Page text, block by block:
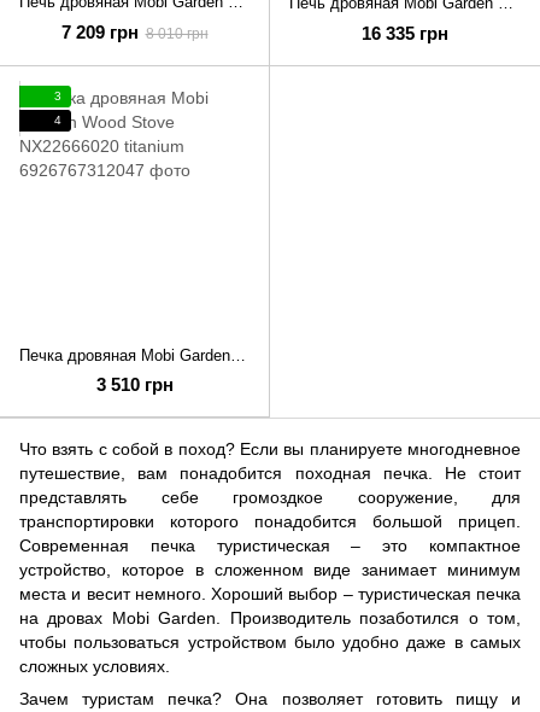
7 209 грн 8 010 грн 16 335 грн
3
4
3 510 грн
Что взять с собой в поход? Если вы планируете многодневное
путешествие, вам понадобится походная печка. Не стоит
представлять себе громоздкое сооружение, для
транспортировки которого понадобится большой прицеп.
Современная печка туристическая – это компактное
устройство, которое в сложенном виде занимает минимум
места и весит немного. Хороший выбор – туристическая печка
на дровах Mobi Garden. Производитель позаботился о том,
чтобы пользоваться устройством было удобно даже в самых
сложных условиях.
Зачем туристам печка? Она позволяет готовить пищу и